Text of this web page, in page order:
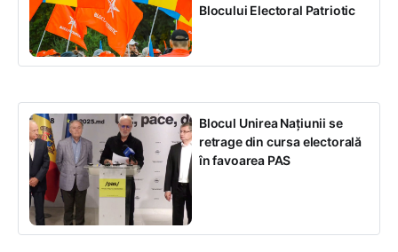
Blocului Electoral Patriotic
Blocul Unirea Națiunii se
retrage din cursa electorală
în favoarea PAS